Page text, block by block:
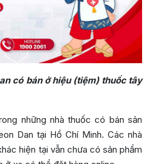
có bán ở hiệu (tiệm) thuốc tây
những nhà thuốc có bán sản
Dan tại Hồ Chí Minh. Các nhà
hiện tại vẫn chưa có sản phẩm